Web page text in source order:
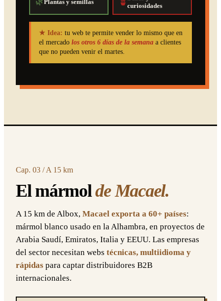
Plantas y semillas
curiosidades
★ Idea: tu web te permite vender lo mismo que en
el mercado los otros 6 días de la semana a clientes
que no pueden venir el martes.
Cap. 03 / A 15 km
El mármolde Macael.
A 15 km de Albox, Macael exporta a 60+ países:
mármol blanco usado en la Alhambra, en proyectos de
Arabia Saudí, Emiratos, Italia y EEUU. Las empresas
del sector necesitan webs técnicas, multiidioma y
rápidas para captar distribuidores B2B
internacionales.